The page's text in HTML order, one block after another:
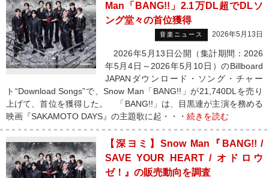
Man「BANG!!」2.1万DL超でDLソ
ング堂々の首位獲得
音楽ニュース 2026年5月13日
2026年5月13日公開（集計期間：2026
年5月4日～2026年5月10日）のBillboard
JAPANダウンロード・ソング・チャー
ト“Download Songs”で、Snow Man「BANG!!」が21,740DLを売り
上げて、首位を獲得した。 「BANG!!」は、目黒連が主演を務める
映画『SAKAMOTO DAYS』の主題歌に起・・・ 続きを読む
【深ヨミ】Snow Man『BANG!! /
SAVE YOUR HEART / オドロウ
ゼ！』の販売動向を調査